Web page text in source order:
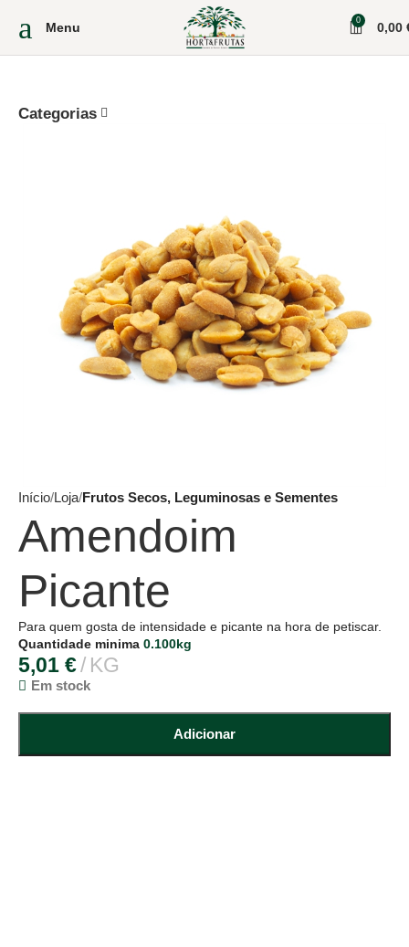
Menu 0 0,00
Categorias
Início Loja Frutos Secos, Leguminosas e Sementes
Amendoim
Picante
Para quem gosta de intensidade e picante na hora de petiscar.
Quantidade minima 0.100kg
5,01 € KG
Em stock
Adicionar